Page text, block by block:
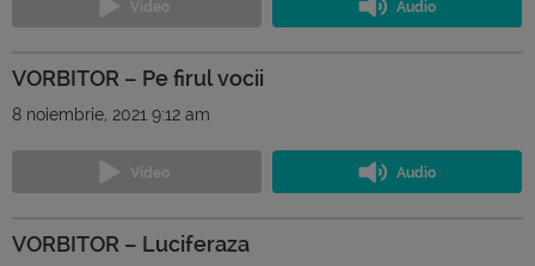
VORBITOR – Pe firul vocii
8 noiembrie, 2021 9:12 am
VORBITOR – Luciferaza